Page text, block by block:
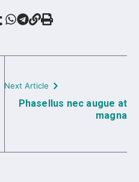
Next Article
Phasellus nec augue at
magna